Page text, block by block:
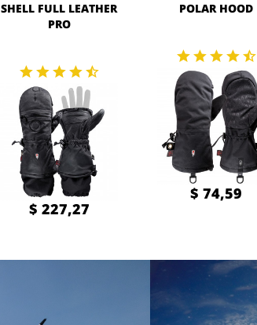
SHELL FULL LEATHER
PRO
$ 227,27
POLAR HOOD
$ 74,59